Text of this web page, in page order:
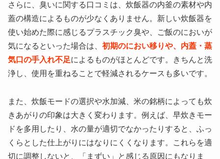
さらに、臭いに関する口コミは、炊飯器の内釜の素材や内
蓋の構造によるものが少なくありません。新しい炊飯器を
使い始めた際に感じるプラスチック臭や、ご飯のにおいが
気になるといった場合は、 初期のにおい移りや、内蓋・蒸
気口の手入れ不足によるものがほとんどです。きちんと洗
浄し、使用を重ねることで軽減されるケースも多いです。
また、炊飯モードの選択や水加減、米の銘柄によっても炊
きあがりの印象は大きく変わります。例えば、早炊きモー
ドを多用したり、水の量が適切でなかったりすると、ふっ
くらとした仕上がりにはなりにくくなります。これらを適
切に調整しないと、「まずい」と感じる原因にもなりま